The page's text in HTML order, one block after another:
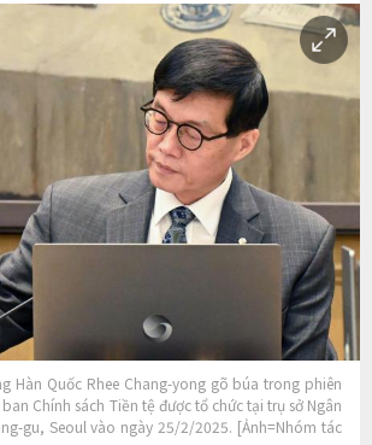
Hàn Quốc Rhee Chang-yong gõ búa trong phiên
Chính sách Tiền tệ được tổ chức tại trụ sở Ngân
gu, Seoul vào ngày 25/2/2025. [Ảnh=Nhóm tác